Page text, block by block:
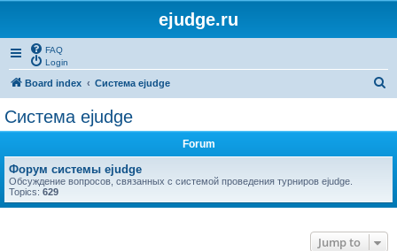
ejudge.ru
FAQ
Login
Board index Система ejudge
Система ejudge
Forum
Форум системы ejudge
Обсуждение вопросов, связанных с системой проведения турниров ejudge.
Topics: 629
Jump to